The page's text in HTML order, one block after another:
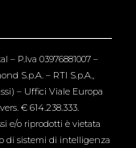
– P.Iva 03976881007 –
S.p.A. – RTI S.p.A.,
– Uffici Viale Europa
€ 614.238.333.
e/o riprodotti è vietata
di sistemi di intelligenza